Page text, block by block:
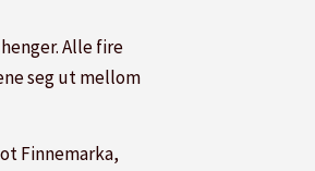
Alle fire
seg ut mellom
Finnemarka,